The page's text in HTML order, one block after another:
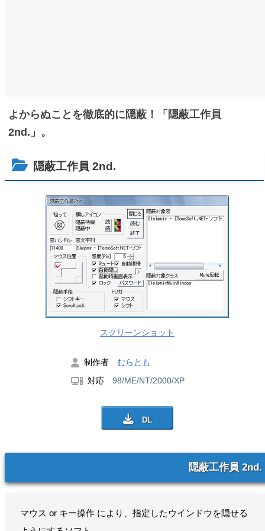
よからぬことを徹底的に隠蔽！「隠蔽工作員
2nd.」。
隠蔽工作員 2nd.
スクリーンショット
制作者 むらとも
対応 98/ME/NT/2000/XP
隠蔽工作員 2nd.
マウス or キー操作 により、指定したウインドウを隠せる